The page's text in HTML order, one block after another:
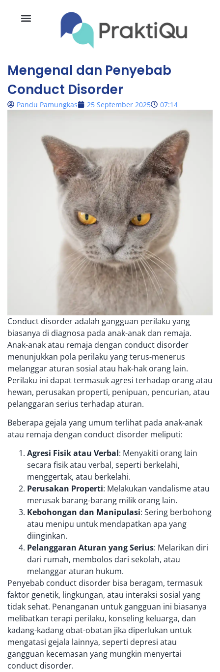
Mengenal dan Penyebab
Conduct Disorder
Pandu Pamungkas 25 September 2025 07:14
Conduct disorder adalah gangguan perilaku yang
biasanya di diagnosa pada anak-anak dan remaja.
Anak-anak atau remaja dengan conduct disorder
menunjukkan pola perilaku yang terus-menerus
melanggar aturan sosial atau hak-hak orang lain.
Perilaku ini dapat termasuk agresi terhadap orang atau
hewan, perusakan properti, penipuan, pencurian, atau
pelanggaran serius terhadap aturan.
Beberapa gejala yang umum terlihat pada anak-anak
atau remaja dengan conduct disorder meliputi:
Agresi Fisik atau Verbal: Menyakiti orang lain
secara fisik atau verbal, seperti berkelahi,
menggertak, atau berkelahi.
Perusakan Properti: Melakukan vandalisme atau
merusak barang-barang milik orang lain.
Kebohongan dan Manipulasi: Sering berbohong
atau menipu untuk mendapatkan apa yang
diinginkan.
Pelanggaran Aturan yang Serius: Melarikan diri
dari rumah, membolos dari sekolah, atau
melanggar aturan hukum.
Penyebab conduct disorder bisa beragam, termasuk
faktor genetik, lingkungan, atau interaksi sosial yang
tidak sehat. Penanganan untuk gangguan ini biasanya
melibatkan terapi perilaku, konseling keluarga, dan
kadang-kadang obat-obatan jika diperlukan untuk
mengatasi gejala lainnya, seperti depresi atau
gangguan kecemasan yang mungkin menyertai
conduct disorder.